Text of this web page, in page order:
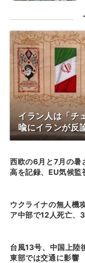
イラン人は「チ
喩にイランが反
西欧の6月と7月の暑
高を記録、EU気候監
ウクライナの無人機
ア中部で12人死亡、
台風13号、中国上陸
東部では交通に影響